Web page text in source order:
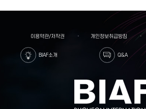
이용약관/저작권 개인정보취급방침
BIAF소개 Q&A